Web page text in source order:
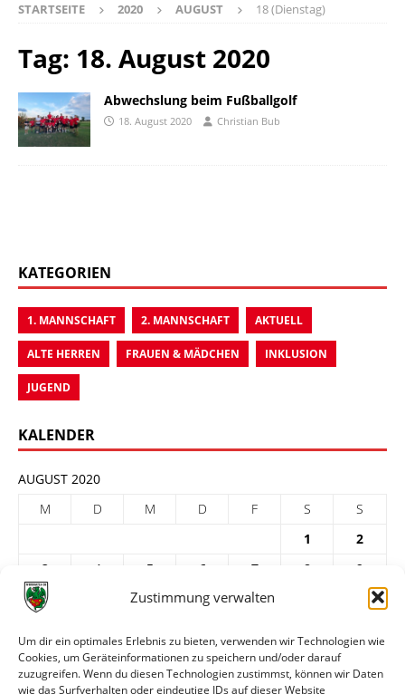
Zustimmung verwalten
Um dir ein optimales Erlebnis zu bieten, verwenden wir Technologien wie
Cookies, um Geräteinformationen zu speichern und/oder darauf
zuzugreifen. Wenn du diesen Technologien zustimmst, können wir Daten
wie das Surfverhalten oder eindeutige IDs auf dieser Website
STARTSEITE 2020 AUGUST 18 (Dienstag)
Tag: 18. August 2020
Abwechslung beim Fußballgolf
18. August 2020 Christian Bub
KATEGORIEN
1. MANNSCHAFT 2. MANNSCHAFT AKTUELL
ALTE HERREN FRAUEN & MÄDCHEN INKLUSION
JUGEND
KALENDER
AUGUST 2020
M
D M D F S
S
1
2
3
4 5 6 7 8
9
10
12 13 14
24
25 26 27 28 29
31